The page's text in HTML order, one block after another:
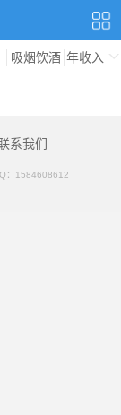
吸烟饮酒 年收入
系我们
1584608612